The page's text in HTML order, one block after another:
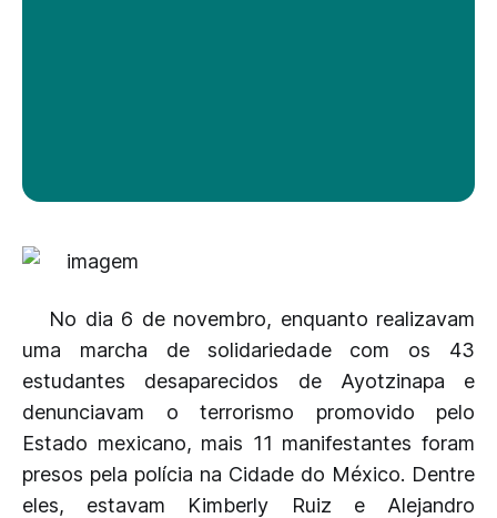
No dia 6 de novembro, enquanto realizavam
uma marcha de solidariedade com os 43
estudantes desaparecidos de Ayotzinapa e
denunciavam o terrorismo promovido pelo
Estado mexicano, mais 11 manifestantes foram
presos pela polícia na Cidade do México. Dentre
eles, estavam Kimberly Ruiz e Alejandro